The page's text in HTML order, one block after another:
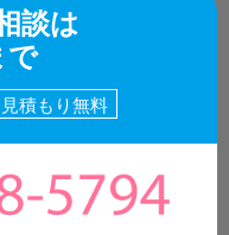
談は
で
積もり無料